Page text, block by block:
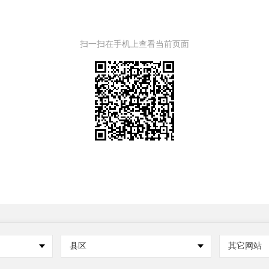
扫一扫在手机上查看当前页面
县区 其它网站